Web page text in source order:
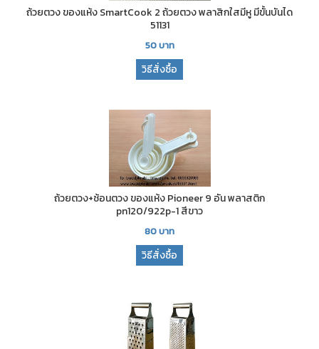
ถ้วยตวง ของแห้ง SmartCook 2 ถ้วยตวง พลาสิกใสมีหู มีขั้นบันได
51131
50บาท
วิธีสั่งซื้อ
ถ้วยตวง+ช้อนตวง ของแห้ง Pioneer 9 อัน พลาสติก
pn120/922p-1 สีขาว
80บาท
วิธีสั่งซื้อ